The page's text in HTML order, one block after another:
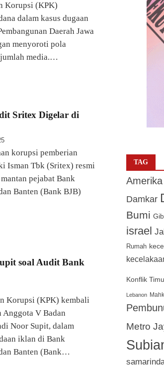
Korupsi (KPK)
dalam kasus dugaan
Daerah Jawa
menyoroti pola
media.…
Sritex Digelar di
korupsi pemberian
Isman Tbk (Sritex) resmi
pejabat Bank
Banten (Bank BJB)
soal Audit Bank
Korupsi (KPK) kembali
Anggota V Badan
Noor Supit, dalam
iklan di Bank
Banten (Bank…
TAG
Damkar
Bumi
israel
Rumah
Konflik
Lebanon
Metro